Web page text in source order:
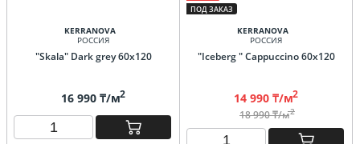
KERRANOVA
РОССИЯ
"Skala" Dark grey 60х120
16 990 ₸/м2
ПОД ЗАКАЗ
KERRANOVA
РОССИЯ
"Iceberg " Cappuccino 60х120
14 990 ₸/м2
18 990 ₸/м2